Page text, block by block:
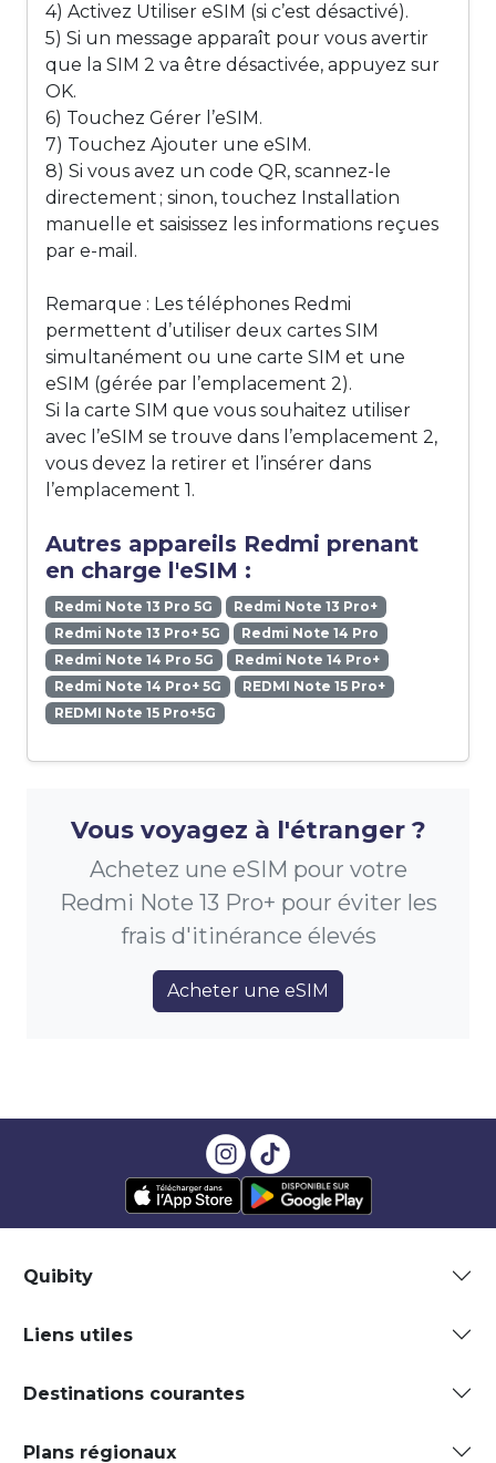
4) Activez Utiliser eSIM (si c’est désactivé).
5) Si un message apparaît pour vous avertir
que la SIM 2 va être désactivée, appuyez sur
OK.
6) Touchez Gérer l’eSIM.
7) Touchez Ajouter une eSIM.
8) Si vous avez un code QR, scannez-le
directement ; sinon, touchez Installation
manuelle et saisissez les informations reçues
par e-mail.
Remarque : Les téléphones Redmi
permettent d’utiliser deux cartes SIM
simultanément ou une carte SIM et une
eSIM (gérée par l’emplacement 2).
Si la carte SIM que vous souhaitez utiliser
avec l’eSIM se trouve dans l’emplacement 2,
vous devez la retirer et l’insérer dans
l’emplacement 1.
Autres appareils Redmi prenant
en charge l'eSIM :
Redmi Note 13 Pro 5G
Redmi Note 13 Pro+
Redmi Note 13 Pro+ 5G
Redmi Note 14 Pro
Redmi Note 14 Pro 5G
Redmi Note 14 Pro+
Redmi Note 14 Pro+ 5G
REDMI Note 15 Pro+
REDMI Note 15 Pro+5G
Vous voyagez à l'étranger ?
Achetez une eSIM pour votre
Redmi Note 13 Pro+ pour éviter les
frais d'itinérance élevés
Acheter une eSIM
Quibity
Liens utiles
Destinations courantes
Plans régionaux